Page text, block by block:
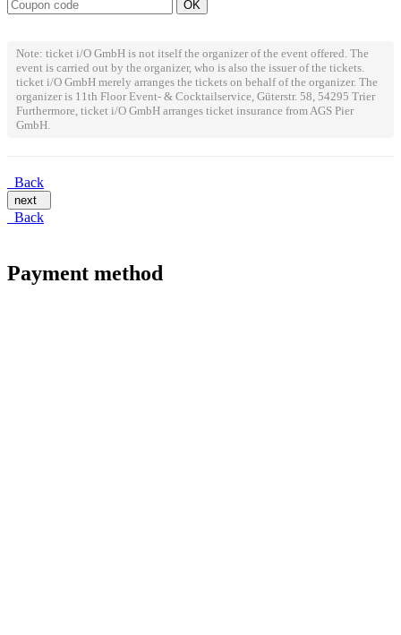
Note: ticket i/O GmbH is not itself the organizer of the event offered. The
event is carried out by the organizer, who is also the issuer of the tickets.
ticket i/O GmbH merely arranges the tickets on behalf of the organizer. The
organizer is 11th Floor Event- & Cocktailservice, Güterstr. 58, 54295 Trier
Furthermore, ticket i/O GmbH arranges ticket insurance from AGS Pier
GmbH.
Back
next
Back
Payment method